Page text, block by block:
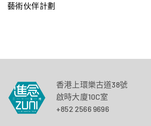
藝術伙伴計劃
香港上環樂古道38號
啟時大廈10C室
+852 2566 9696